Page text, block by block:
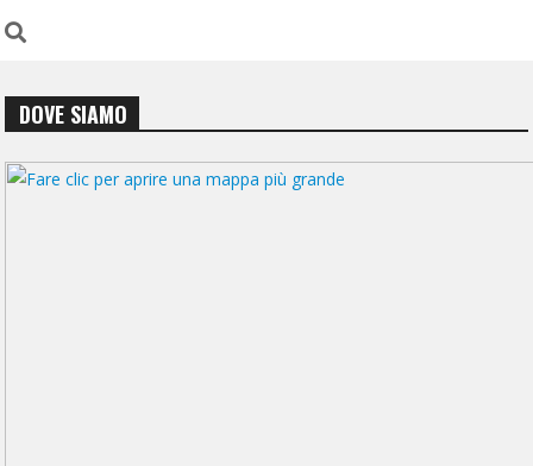
DOVE SIAMO